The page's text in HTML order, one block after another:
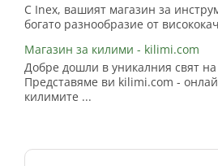
С Inex, вашият магазин за
богато разнообразие от
Магазин за килими - kilimi.com
Добре дошли в уникалния свят
Представяме ви kilimi.com -
килимите ...